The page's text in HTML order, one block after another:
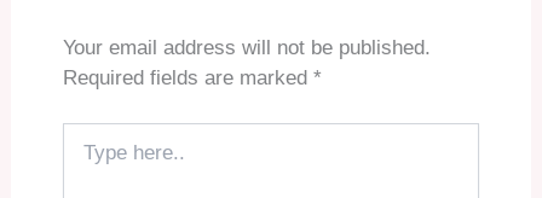
Your email address will not be published.
Required fields are marked *
here..